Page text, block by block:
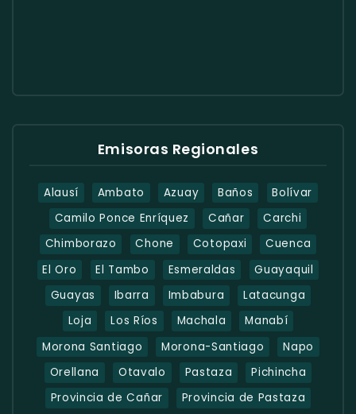
Emisoras Regionales
Alausí Ambato Azuay Baños
Bolívar
Camilo Ponce Enríquez
Cañar
Carchi
Chimborazo
Chone Cotopaxi
Cuenca
El Oro
El Tambo Esmeraldas
Guayaquil
Guayas
Ibarra Imbabura
Latacunga
Loja
Los Ríos Machala
Manabí
Morona Santiago
Morona-Santiago
Napo
Orellana
Otavalo Pastaza
Pichincha
Provincia de Cañar
Provincia de Pastaza